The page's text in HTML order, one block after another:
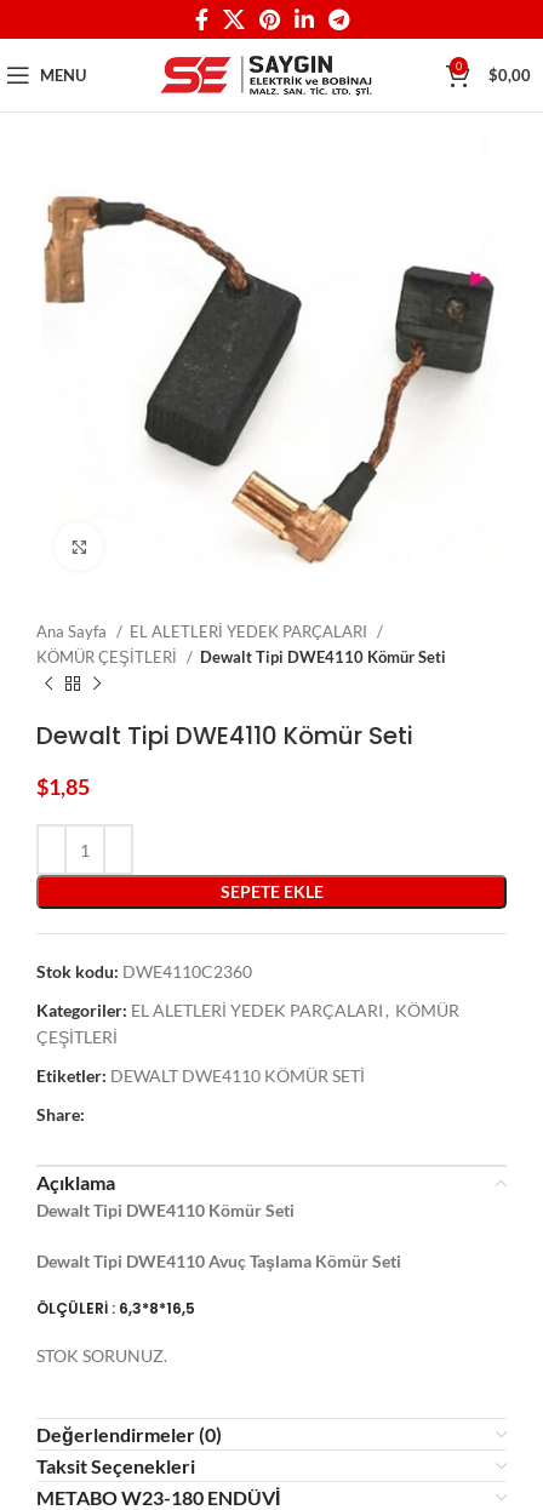
MENU 0 $0,00
Ana Sayfa
EL ALETLERİ YEDEK PARÇALARI
KÖMÜR ÇEŞİTLERİ
Dewalt Tipi DWE4110 Kömür Seti
Dewalt Tipi DWE4110 Kömür Seti
$1,85
SEPETE EKLE
Stok kodu: DWE4110C2360
Kategoriler: EL ALETLERİ YEDEK PARÇALARI , KÖMÜR
ÇEŞİTLERİ
Etiketler: DEWALT DWE4110 KÖMÜR SETİ
Share:
Açıklama
Dewalt Tipi DWE4110 Kömür Seti
Dewalt Tipi DWE4110 Avuç Taşlama Kömür Seti
ÖLÇÜLERİ : 6,3*8*16,5
STOK SORUNUZ.
Değerlendirmeler (0)
Taksit Seçenekleri
METABO W23-180 ENDÜVİ